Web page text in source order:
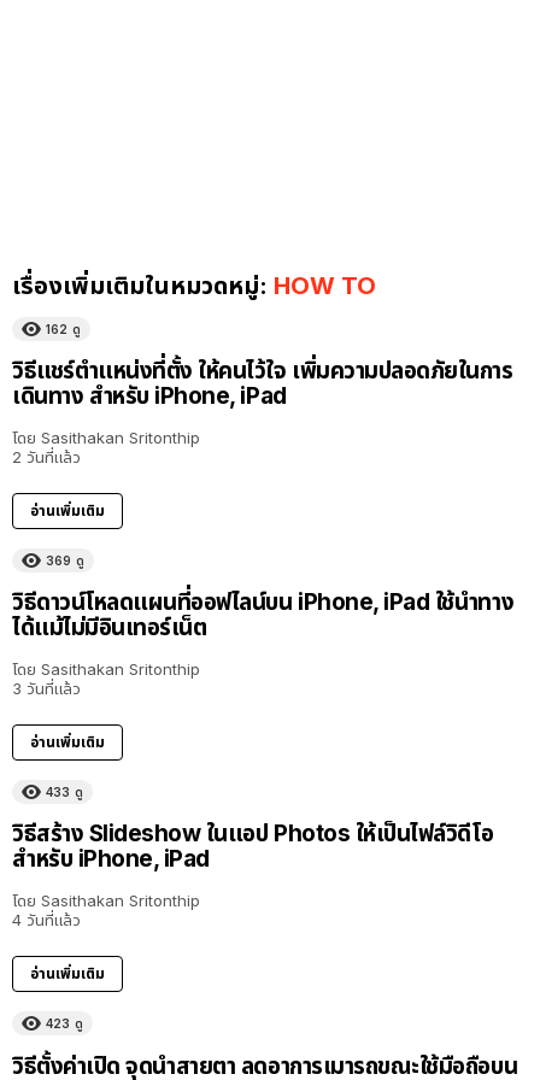
เรื่องเพิ่มเติมในหมวดหมู่: HOW TO
162 ดู
วิธีแชร์ตำแหน่งที่ตั้ง ให้คนไว้ใจ เพิ่มความปลอดภัยในการ
เดินทาง สำหรับ iPhone, iPad
โดย Sasithakan Sritonthip
2 วันที่แล้ว
อ่านเพิ่มเติม
369 ดู
วิธีดาวน์โหลดแผนที่ออฟไลน์บน iPhone, iPad ใช้นำทาง
ได้แม้ไม่มีอินเทอร์เน็ต
โดย Sasithakan Sritonthip
3 วันที่แล้ว
อ่านเพิ่มเติม
433 ดู
วิธีสร้าง Slideshow ในแอป Photos ให้เป็นไฟล์วิดีโอ
สำหรับ iPhone, iPad
โดย Sasithakan Sritonthip
4 วันที่แล้ว
อ่านเพิ่มเติม
423 ดู
วิธีตั้งค่าเปิด จุดนำสายตา ลดอาการเมารถขณะใช้มือถือบน